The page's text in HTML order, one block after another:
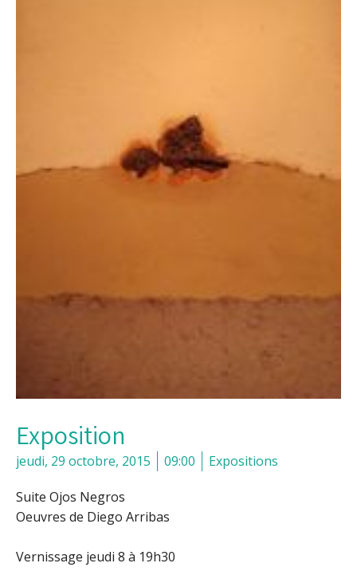
Exposition
jeudi, 29 octobre, 2015 09:00 Expositions
Suite Ojos Negros
Oeuvres de Diego Arribas
Vernissage jeudi 8 à 19h30